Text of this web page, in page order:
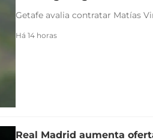
Getafe avalia contratar Matías
Há 14 horas
Real Madrid aumenta